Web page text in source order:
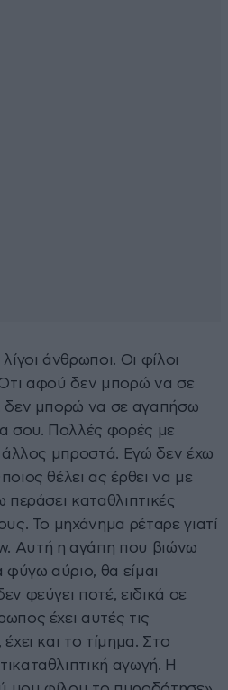
άνθρωποι. Οι φίλοι
Ότι αφού δεν μπορώ να σε
δεν μπορώ να σε αγαπήσω
σου. Πολλές φορές με
άλλος μπροστά. Εγώ δεν έχω
θέλει ας έρθει να με
περάσει καταθλιπτικές
Το μηχάνημα ρέταρε γιατί
Αυτή η αγάπη που βιώνω
φύγω αύριο, θα είμαι
φεύγει ποτέ, ειδικά σε
έχει αυτές τις
και το τίμημα. Στο
αγωγή. Η